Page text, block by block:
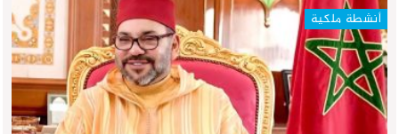
أنشطة ملكية